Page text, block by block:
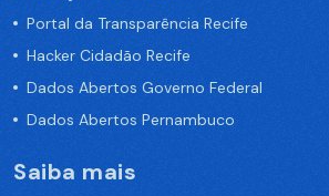
Portal da Transparência Recife
Hacker Cidadão Recife
Dados Abertos Governo Federal
Dados Abertos Pernambuco
Saiba mais